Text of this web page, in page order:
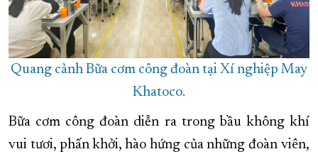
Quang cảnh Bữa cơm công đoàn tại Xí nghiệp May
Khatoco.
Bữa cơm công đoàn diễn ra trong bầu không khí
vui tươi, phấn khởi, hào hứng của những đoàn viên,